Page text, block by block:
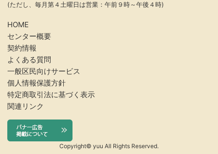
(ただし、毎月第４土曜日は営業：午前９時～午後４時)
HOME
センター概要
契約情報
よくある質問
一般区民向けサービス
個人情報保護方針
特定商取引法に基づく表示
関連リンク
Copyright© yuu All Rights Reserved.